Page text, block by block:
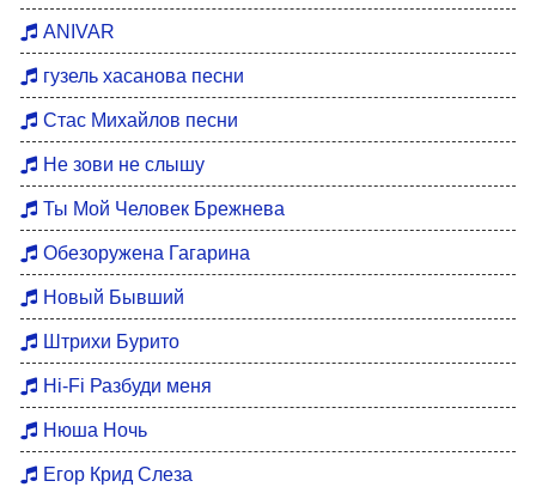
Мотивация для тренировок
DFM Remix
ANIVAR
гузель хасанова песни
Стас Михайлов песни
Не зови не слышу
Ты Мой Человек Брежнева
Обезоружена Гагарина
Новый Бывший
Штрихи Бурито
Hi-Fi Разбуди меня
Нюша Ночь
Егор Крид Слеза